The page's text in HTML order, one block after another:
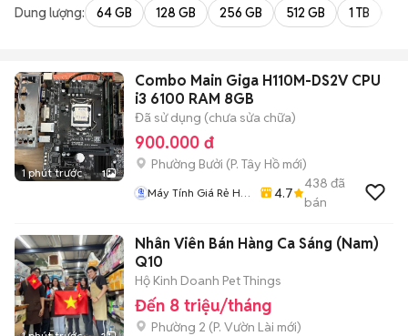
Dung lượng: 64 GB 128 GB 256 GB 512 GB 1 TB
1 phút trước 1
Combo Main Giga H110M-DS2V CPU
i3 6100 RAM 8GB
Đã sử dụng (chưa sửa chữa)
900.000 đ
Phường Bưởi (P. Tây Hồ mới)
Máy Tính Giá Rẻ Hà
4.7
438 đã
bán
Nhân Viên Bán Hàng Ca Sáng (Nam)
Q10
Hộ Kinh Doanh Pet Things
Đến 8 triệu/tháng
Phường 2 (P. Vườn Lài mới)